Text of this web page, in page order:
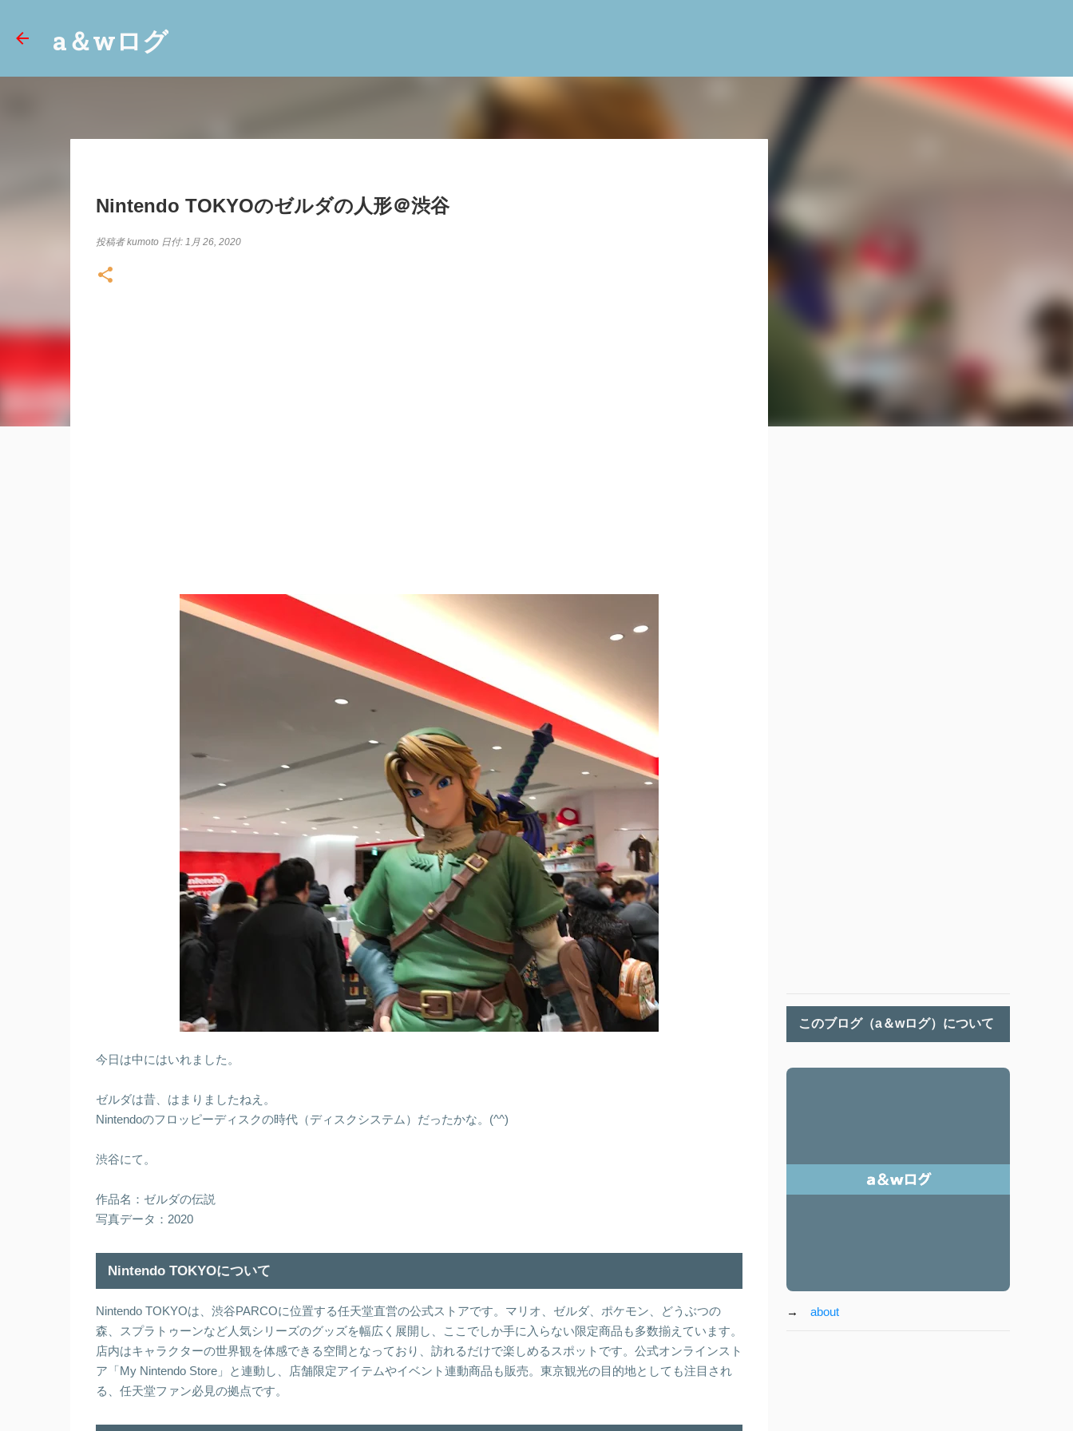
a＆wログ
Nintendo TOKYOのゼルダの人形＠渋谷
投稿者kumoto 日付: 1月 26, 2020
今日は中にはいれました。
ゼルダは昔、はまりましたねえ。
Nintendoのフロッピーディスクの時代（ディスクシステム）だったかな。(^^)
渋谷にて。
作品名：ゼルダの伝説
写真データ：2020
Nintendo TOKYOについて
Nintendo TOKYOは、渋谷PARCOに位置する任天堂直営の公式ストアです。マリオ、ゼルダ、ポケモン、どうぶつの
森、スプラトゥーンなど人気シリーズのグッズを幅広く展開し、ここでしか手に入らない限定商品も多数揃えています。
店内はキャラクターの世界観を体感できる空間となっており、訪れるだけで楽しめるスポットです。公式オンラインスト
ア「My Nintendo Store」と連動し、店舗限定アイテムやイベント連動商品も販売。東京観光の目的地としても注目され
る、任天堂ファン必見の拠点です。
このブログ（a＆wログ）について
→ about